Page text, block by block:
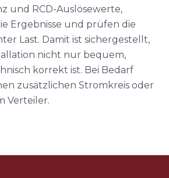
und RCD-Auslösewerte,
Ergebnisse und prüfen die
Last. Damit ist sichergestellt,
nicht nur bequem,
korrekt ist. Bei Bedarf
zusätzlichen Stromkreis oder
Verteiler.